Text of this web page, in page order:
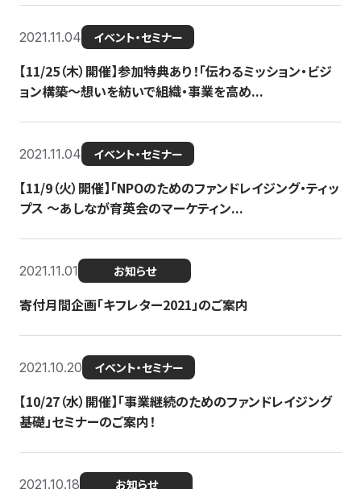
2021.11.04 イベント・セミナー
【11/25（木）開催】参加特典あり！「伝わるミッション・ビジ
ョン構築〜想いを紡いで組織・事業を高め...
2021.11.04 イベント・セミナー
【11/9（火）開催】「NPOのためのファンドレイジング・ティッ
プス 〜あしなが育英会のマーケティン...
2021.11.01 お知らせ
寄付月間企画「キフレター2021」のご案内
2021.10.20 イベント・セミナー
【10/27（水）開催】「事業継続のためのファンドレイジング
基礎」セミナーのご案内！
2021.10.18 お知らせ